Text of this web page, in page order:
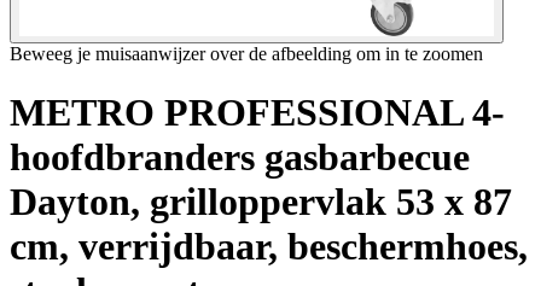
Beweeg je muisaanwijzer over de afbeelding om in te zoomen
METRO PROFESSIONAL 4-
hoofdbranders gasbarbecue
Dayton, grilloppervlak 53 x 87
cm, verrijdbaar, beschermhoes,